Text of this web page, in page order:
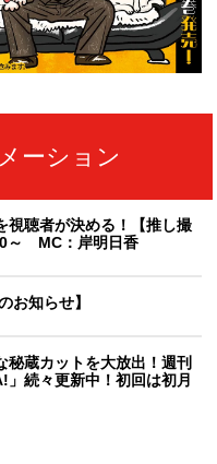
ーション
視聴者が決める！【推し撮
～ MC：岸明日香
お知らせ】
秘蔵カットを大放出！週刊
続々更新中！初回は初月